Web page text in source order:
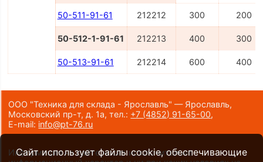
50-511-91-61 212212 300 200
50-512-1-91-61 212213 400 300
50-513-91-61 212214 600 400
ООО "Техника для склада - Ярославль" — Ярославль,
Московский пр-т, д. 1а,тел.: +7 (4852) 91-65-00,
E-mail: info@pt-76.ru
Информация на сайте носит исключительно
Сайт использует файлы cookie, обеспечивающие